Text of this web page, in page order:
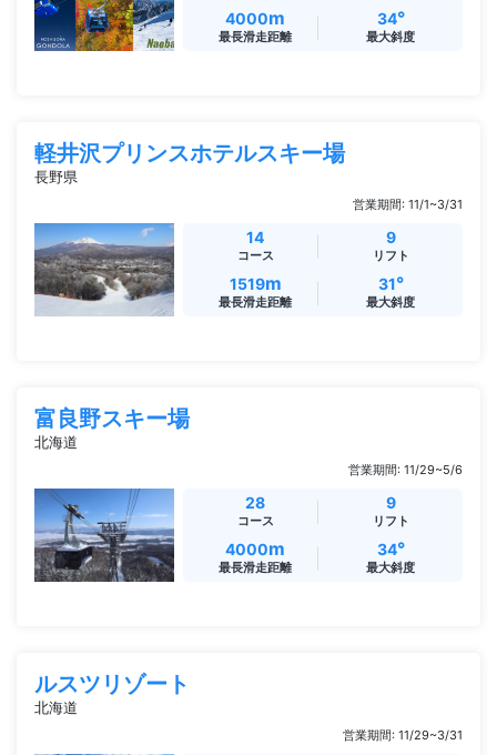
4000m
最長滑走距離
34°
最大斜度
軽井沢プリンスホテルスキー場
長野県
営業期間: 11/1~3/31
14
コース
9
リフト
1519m
最長滑走距離
31°
最大斜度
富良野スキー場
北海道
営業期間: 11/29~5/6
28
コース
9
リフト
4000m
最長滑走距離
34°
最大斜度
ルスツリゾート
北海道
営業期間: 11/29~3/31